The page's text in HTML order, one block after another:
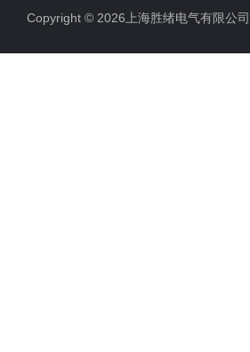
Copyright © 2026上海胜绪电气有限公